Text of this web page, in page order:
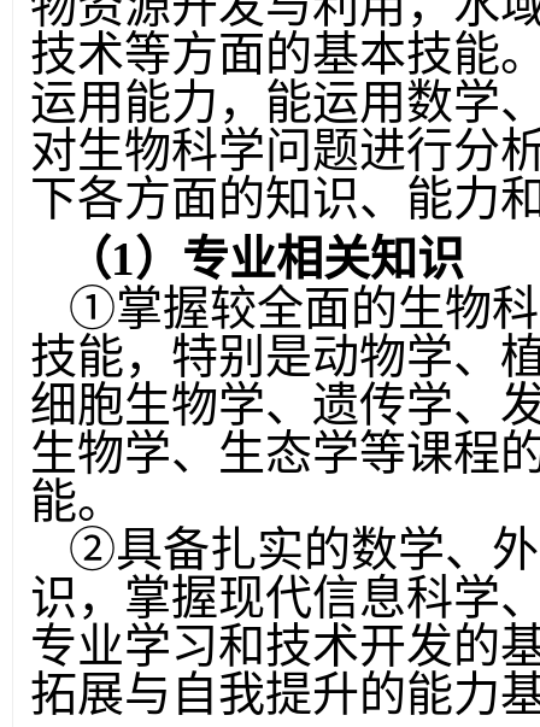
技术等方面的基本技能
运用能力，能运用数学
对生物科学问题进行分
下各方面的知识、能力
（1）专业相关知识
①掌握较全面的生物
技能，特别是动物学、
细胞生物学、遗传学、
生物学、生态学等课程
能。
②具备扎实的数学、
识，掌握现代信息科学
专业学习和技术开发的
拓展与自我提升的能力